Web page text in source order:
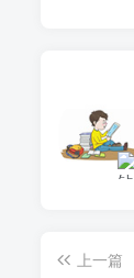
上一篇